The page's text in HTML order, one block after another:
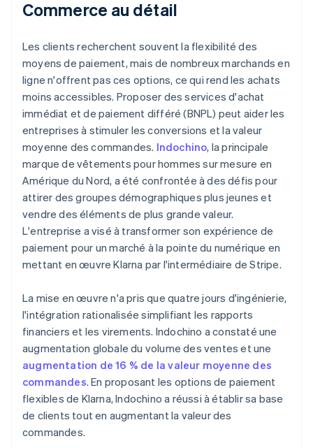
Commerce au détail
Les clients recherchent souvent la flexibilité des
moyens de paiement, mais de nombreux marchands en
ligne n'offrent pas ces options, ce qui rend les achats
moins accessibles. Proposer des services d'achat
immédiat et de paiement différé (BNPL) peut aider les
entreprises à stimuler les conversions et la valeur
moyenne des commandes. Indochino, la principale
marque de vêtements pour hommes sur mesure en
Amérique du Nord, a été confrontée à des défis pour
attirer des groupes démographiques plus jeunes et
vendre des éléments de plus grande valeur.
L'entreprise a visé à transformer son expérience de
paiement pour un marché à la pointe du numérique en
mettant en œuvre Klarna par l'intermédiaire de Stripe.
La mise en œuvre n'a pris que quatre jours d'ingénierie,
l'intégration rationalisée simplifiant les rapports
financiers et les virements. Indochino a constaté une
augmentation globale du volume des ventes et une
augmentation de 16 % de la valeur moyenne des
commandes. En proposant les options de paiement
flexibles de Klarna, Indochino a réussi à établir sa base
de clients tout en augmentant la valeur des
commandes.